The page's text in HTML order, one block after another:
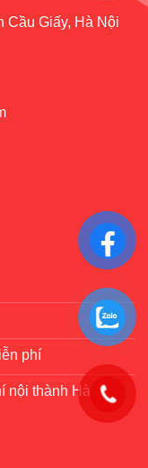
Cầu Giấy, Hà Nội
phí
thành Hà Nội)